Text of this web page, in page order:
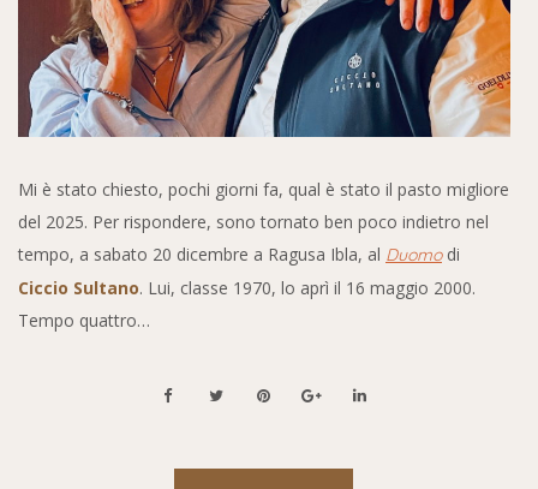
Mi è stato chiesto, pochi giorni fa, qual è stato il pasto migliore
del 2025. Per rispondere, sono tornato ben poco indietro nel
tempo, a sabato 20 dicembre a Ragusa Ibla, al Duomodi
Ciccio Sultano. Lui, classe 1970, lo aprì il 16 maggio 2000.
Tempo quattro…